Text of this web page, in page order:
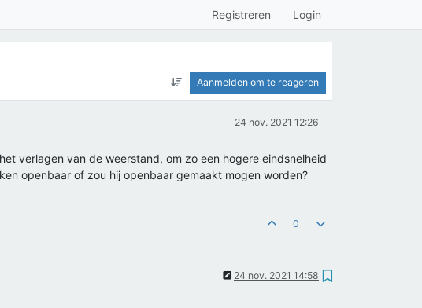
Registreren Login
Aanmelden om te reageren
24 nov. 2021 12:26
verlagen van de weerstand, om zo een hogere eindsnelheid
openbaar of zou hij openbaar gemaakt mogen worden?
0
24 nov. 2021 14:58